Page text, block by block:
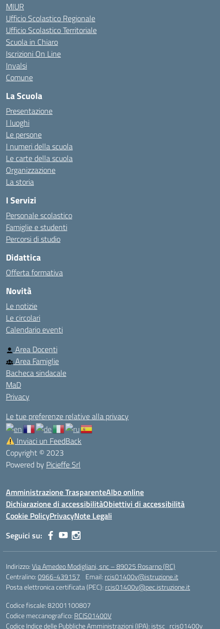
MIUR
Ufficio Scolastico Regionale
Ufficio Scolastico Territoriale
Scuola in Chiaro
Iscrizioni On Line
Invalsi
Comune
La Scuola
Presentazione
I luoghi
Le persone
I numeri della scuola
Le carte della scuola
Organizzazione
La storia
I Servizi
Personale scolastico
Famiglie e studenti
Percorsi di studio
Didattica
Offerta formativa
Novità
Le notizie
Le circolari
Calendario eventi
Area Docenti
Area Famiglie
Bacheca sindacale
MaD
Privacy
Le tue preferenze relative alla privacy
Inviaci un FeedBack
Copyright © 2023
Powered by Picieffe Srl
Amministrazione TrasparenteAlbo online
Dichiarazione di accessibilitàObiettivi di accessibilità
Cookie PolicyPrivacyNote Legali
Seguici su:
Indirizzo:Via Amedeo Modigliani, snc – 89025 Rosarno (RC)
Centralino:0966-439157 Email: rcis01400v@istruzione.it
Posta elettronica certificata (PEC): rcis01400v@pec.istruzione.it
Codice fiscale: 82001100807
Codice meccanografico: RCIS01400V
Codice Indice delle Pubbliche Amministrazioni (IPA): istsc_rcis01400v